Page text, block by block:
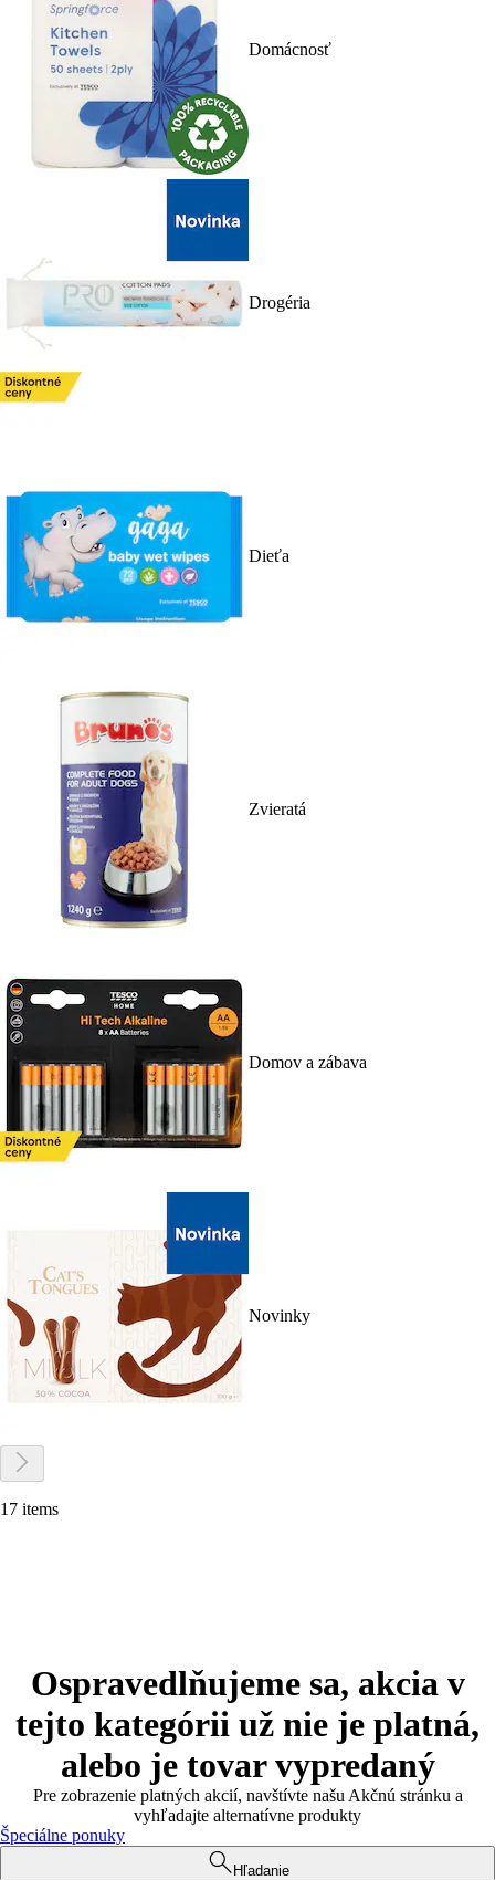
Domácnosť
Drogéria
Dieťa
Zvieratá
Domov a zábava
Novinky
17 items
Ospravedlňujeme sa, akcia v
tejto kategórii už nie je platná,
alebo je tovar vypredaný
Pre zobrazenie platných akcií, navštívte našu Akčnú stránku a
vyhľadajte alternatívne produkty
Špeciálne ponuky
Hľadanie